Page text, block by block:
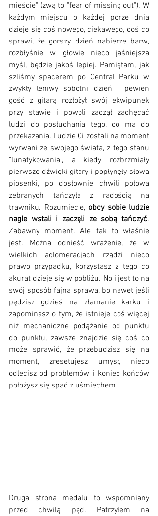
mieście" (zwą to "fear of missing out"). W
każdym miejscu o każdej porze dnia
dzieje się coś nowego, ciekawego, coś co
sprawi, że gorszy dzień nabierze barw,
rozbłyśnie w głowie nieco jaśniejsza
myśl, będzie jakoś lepiej. Pamiętam, jak
szliśmy spacerem po Central Parku w
zwykły leniwy sobotni dzień i pewien
gość z gitarą rozłożył swój ekwipunek
przy stawie i powoli zaczął zachęcać
ludzi do posłuchania tego, co ma do
przekazania. Ludzie Ci zostali na moment
wyrwani ze swojego świata, z tego stanu
"lunatykowania", a kiedy rozbrzmiały
pierwsze dźwięki gitary i popłynęły słowa
piosenki, po dosłownie chwili połowa
zebranych tańczyła z radością na
trawniku. Rozumiecie, obcy sobie ludzie
nagle wstali i zaczęli ze sobą tańczyć.
Zabawny moment. Ale tak to właśnie
jest. Można odnieść wrażenie, że w
wielkich aglomeracjach rządzi nieco
prawo przypadku, korzystasz z tego co
akurat dzieje się w pobliżu. No i jest to na
swój sposób fajna sprawa, bo nawet jeśli
pędzisz gdzieś na złamanie karku i
zapominasz o tym, że istnieje coś więcej
niż mechaniczne podążanie od punktu
do punktu, zawsze znajdzie się coś co
może sprawić, że przebudzisz się na
moment, zresetujesz umysł, nieco
odlecisz od problemów i koniec końców
położysz się spać z uśmiechem.
Druga strona medalu to wspomniany
przed chwilą pęd. Patrzyłem na